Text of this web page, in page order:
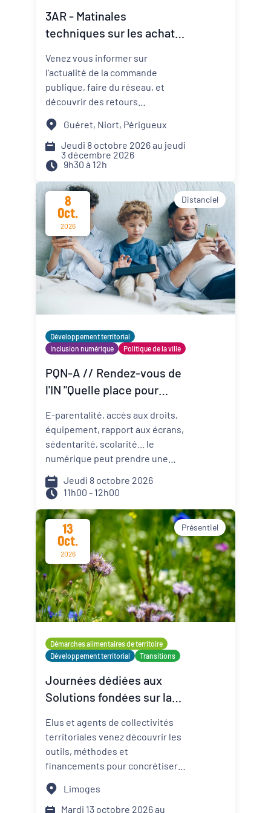
Dynamiques territoriales pour l’emploi
Transitions
Date d'événement
Départements
Format de l'événement
Présentiel
Distanciel
Organisateur
Externe
3AR - Matinales
techniques sur les achats
Venez vous informer sur
l'actualité de la commande
publique, faire du réseau, et
découvrir des retours
de votre territoire. Les matinales
sont déclinées entre le 8 octobre
et le 3 décembre dans différents
lieux de la région, voir-ci
dessous.
Guéret, Niort, Périgueux
Jeudi 8 octobre 2026 au jeudi
3 décembre 2026
9h30 à 12h
8
Oct.
2026
Distanciel
Développement territorial
Inclusion numérique
Politique de la ville
PQN-A // Rendez-vous de
l'IN "Quelle place pour
dans les CTG ?"
E-parentalité, accès aux droits,
équipement, rapport aux écrans,
sédentarité, scolarité... le
numérique peut prendre une
familles. Les territoires peuvent
être aidants. Comment ?
Jeudi 8 octobre 2026
11h00 - 12h00
13
Oct.
2026
Présentiel
Démarches alimentaires de territoire
Développement territorial
Transitions
Journées dédiées aux
Solutions fondées sur la
Elus et agents de collectivités
territoriales venez découvrir les
outils, méthodes et
financements pour concrétiser
fondées sur la nature (SfN) ! Les
solutions fondées sur la nature
Limoges
Mardi 13 octobre 2026 au